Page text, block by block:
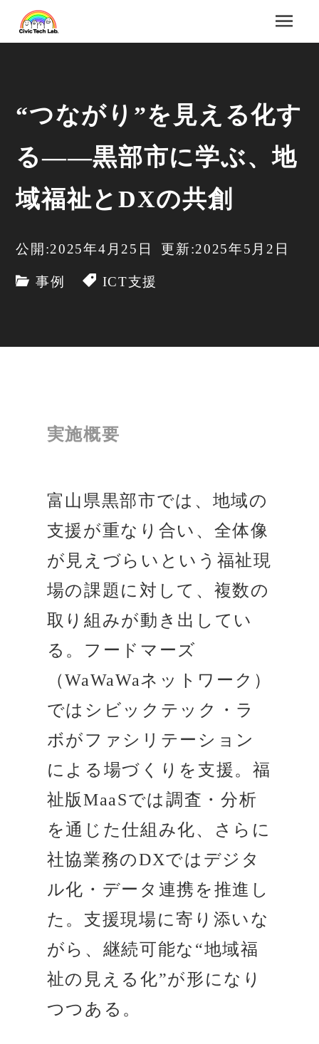
“つながり”を見える化す
る――黒部市に学ぶ、地
域福祉とDXの共創
公開:2025年4月25日 更新:2025年5月2日
事例 ICT支援
実施概要
富山県黒部市では、地域の
支援が重なり合い、全体像
が見えづらいという福祉現
場の課題に対して、複数の
取り組みが動き出してい
る。フードマーズ
（WaWaWaネットワーク）
ではシビックテック・ラ
ボがファシリテーション
による場づくりを支援。福
祉版MaaSでは調査・分析
を通じた仕組み化、さらに
社協業務のDXではデジタ
ル化・データ連携を推進し
た。支援現場に寄り添いな
がら、継続可能な“地域福
祉の見える化”が形になり
つつある。